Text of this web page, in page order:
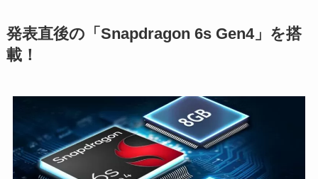
発表直後の「Snapdragon 6s Gen4」を搭
載！